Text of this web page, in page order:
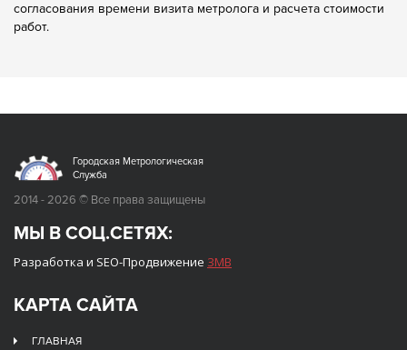
согласования времени визита метролога и расчета стоимости
работ.
Городская Метрологическая
Служба
2014 - 2026 © Все права защищены
МЫ В СОЦ.СЕТЯХ:
Разработка и SEO-Продвижение ЗМВ
КАРТА САЙТА
ГЛАВНАЯ